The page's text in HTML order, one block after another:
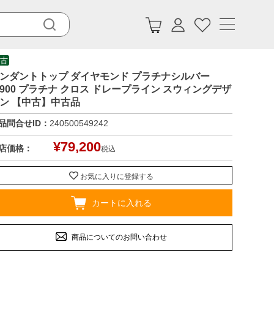
ダントトップ ダイヤモンド プラチナシルバー
プラチナ クロス ドレープライン スウィングデザ
【中古】中古品
問合せID： 240500549242
価格： ¥79,200税込
お気に入りに登録する
カートに入れる
商品についてのお問い合わせ